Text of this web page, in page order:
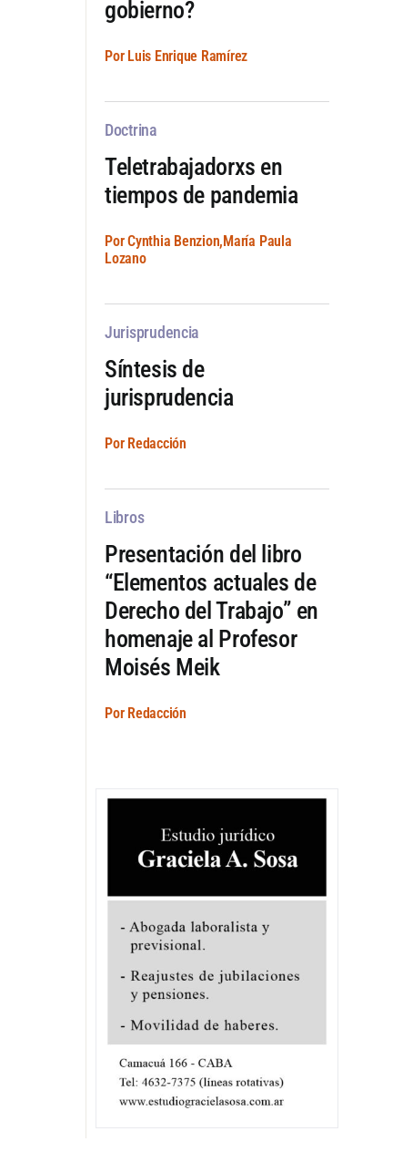
gobierno?
Por Luis Enrique Ramírez
Doctrina
Teletrabajadorxs en
tiempos de pandemia
Por Cynthia Benzion,María Paula
Lozano
Jurisprudencia
Síntesis de
jurisprudencia
Por Redacción
Libros
Presentación del libro
“Elementos actuales de
Derecho del Trabajo” en
homenaje al Profesor
Moisés Meik
Por Redacción